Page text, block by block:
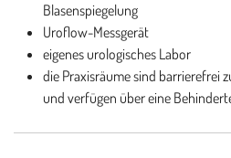
Blasenspiegelung
Uroflow-Messgerät
eigenes urologisches Labor
die Praxisräume sind barrierefrei
und verfügen über eine